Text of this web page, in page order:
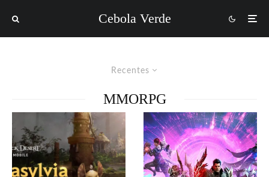
Cebola Verde
Recentes
MMORPG